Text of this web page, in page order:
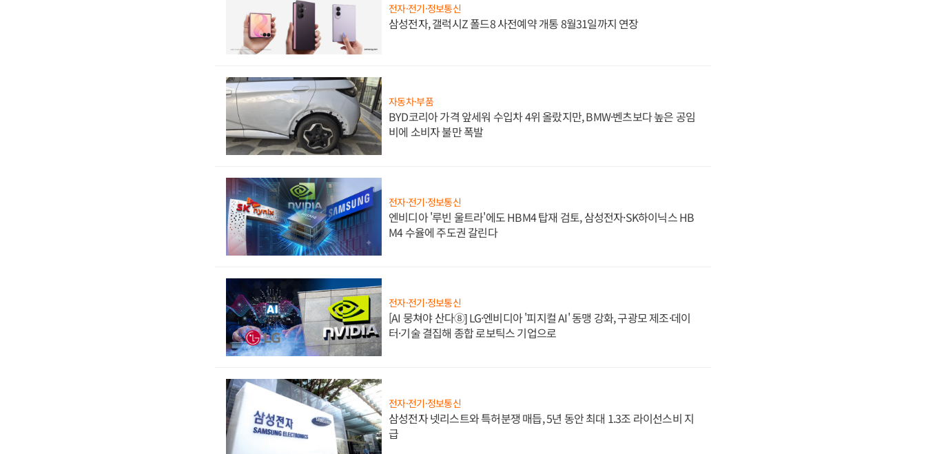
전자·전기·정보통신
삼성전자, 갤럭시Z 폴드8 사전예약 개통 8월31일까지 연장
자동차·부품
BYD코리아 가격 앞세워 수입차 4위 올랐지만, BMW·벤츠보다 높은 공임
비에 소비자 불만 폭발
전자·전기·정보통신
엔비디아 '루빈 울트라'에도 HBM4 탑재 검토, 삼성전자·SK하이닉스 HB
M4 수율에 주도권 갈린다
전자·전기·정보통신
[AI 뭉쳐야 산다⑧] LG·엔비디아 '피지컬 AI' 동맹 강화, 구광모 제조·데이
터·기술 결집해 종합 로보틱스 기업으로
전자·전기·정보통신
삼성전자 넷리스트와 특허분쟁 매듭, 5년 동안 최대 1.3조 라이선스비 지
급